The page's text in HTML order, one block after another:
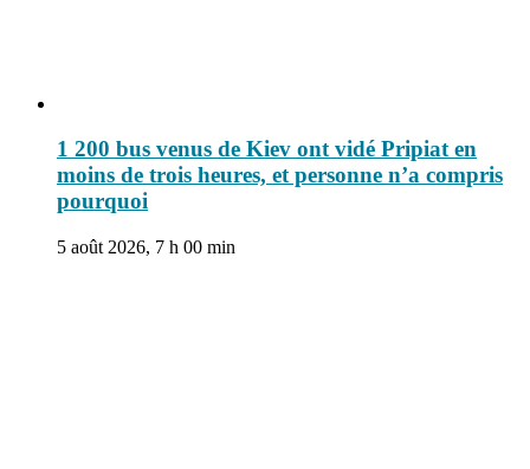
1 200 bus venus de Kiev ont vidé Pripiat en
moins de trois heures, et personne n’a compris
pourquoi
5 août 2026, 7 h 00 min